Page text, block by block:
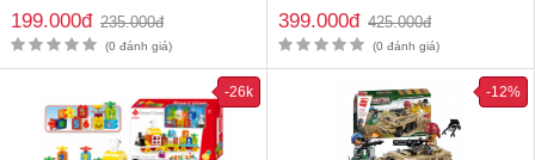
199.000đ 235.000đ
(0 đánh giá)
399.000đ 425.000đ
(0 đánh giá)
-26k -12%